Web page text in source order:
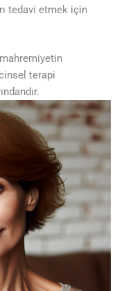
tedavi etmek için
terapi